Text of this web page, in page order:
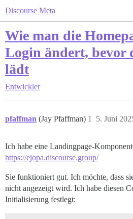
Discourse Meta
Wie man die
Login ändert, bevor
lädt
Entwickler
pfaffman (Jay Pfaffman) 5. Juni
1
Ich habe eine Landingpage-
https://ejopa.discourse.group/
Sie funktioniert gut. Ich möchte, dass
nicht angezeigt wird. Ich habe diesen
Initialisierung festlegt: